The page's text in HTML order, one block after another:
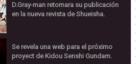
D.Gray-man retomara su publicación
en la nueva revista de Shueisha.
Se revela una web para el próximo
proyect de Kidou Senshi Gundam.